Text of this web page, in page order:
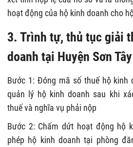
hoạt động của hộ kinh doanh cho
3. Trình tự, thủ tục giải
doanh tại Huyện Sơn Tây
Bước 1: Đóng mã số thuế hộ kinh
quản lý hộ kinh doanh sau khi
thuế và nghĩa vụ phải nộp
Bước 2: Chấm dứt hoạt động hộ
phép hộ kinh doanh tại phòng